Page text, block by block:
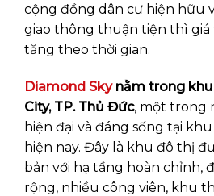
cộng đồng dân cư hiện hữu
giao thông thuận tiện thì giá
tăng theo thời gian.
Diamond Skynằm trong khu
City, TP. Thủ Đức, một trong
hiện đại và đáng sống tại
hiện nay. Đây là khu đô thị
bản với hạ tầng hoàn chỉnh,
rộng, nhiều công viên, khu